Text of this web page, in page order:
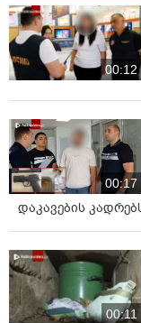
00:12
00:17
დაკავების
00:11